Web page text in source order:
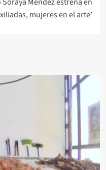
mujeres en el arte’